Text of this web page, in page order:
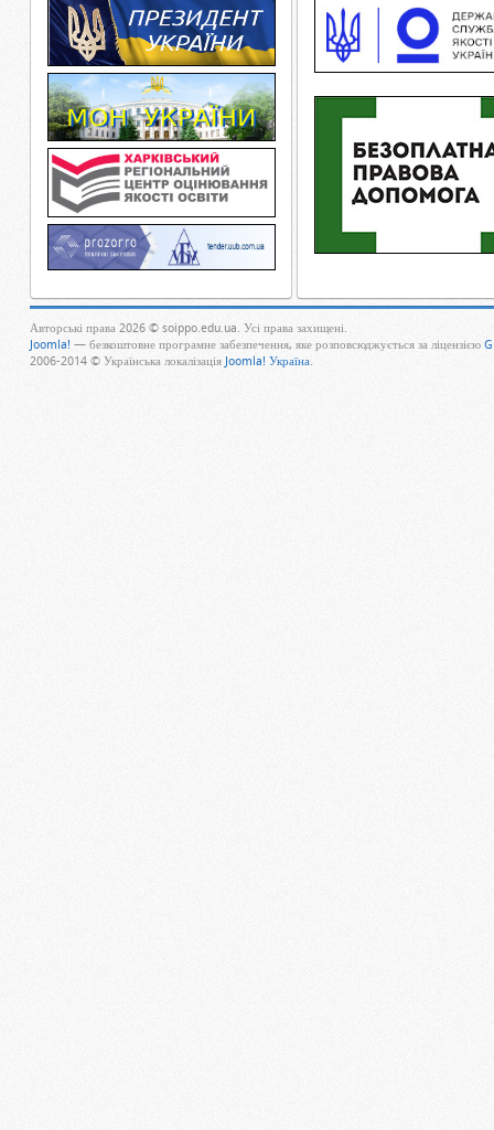
Авторські права 2026 © soippo.edu.ua. Усі права захищені.
Joomla! — безкоштовне програмне забезпечення, яке розповсюджується за ліцензією
2006-2014 © Українська локалізація Joomla! Україна.